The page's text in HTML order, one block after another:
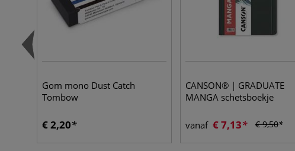
Gom mono Dust Catch
Tombow
€ 2,20
CANSON® | GRADUATE
MANGA schetsboekje
vanaf € 7,13 € 9,50